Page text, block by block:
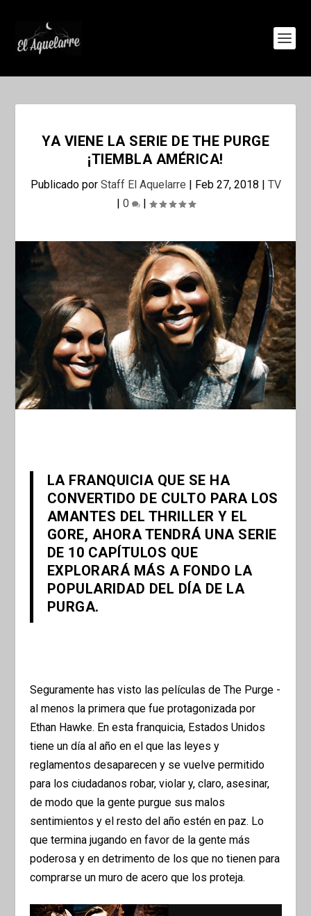
YA VIENE LA SERIE DE THE PURGE
¡TIEMBLA AMÉRICA!
Publicado por Staff El Aquelarre | Feb 27, 2018 | TV
| 0 |
LA FRANQUICIA QUE SE HA
CONVERTIDO DE CULTO PARA LOS
AMANTES DEL THRILLER Y EL
GORE, AHORA TENDRÁ UNA SERIE
DE 10 CAPÍTULOS QUE
EXPLORARÁ MÁS A FONDO LA
POPULARIDAD DEL DÍA DE LA
PURGA.
Seguramente has visto las películas de The Purge -
al menos la primera que fue protagonizada por
Ethan Hawke. En esta franquicia, Estados Unidos
tiene un día al año en el que las leyes y
reglamentos desaparecen y se vuelve permitido
para los ciudadanos robar, violar y, claro, asesinar,
de modo que la gente purgue sus malos
sentimientos y el resto del año estén en paz. Lo
que termina jugando en favor de la gente más
poderosa y en detrimento de los que no tienen para
comprarse un muro de acero que los proteja.